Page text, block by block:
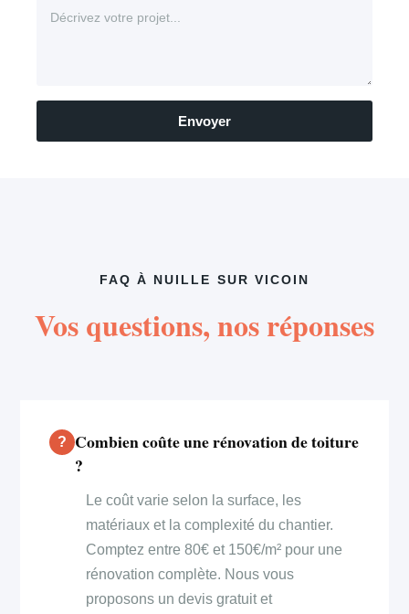
Envoyer
FAQ À NUILLE SUR VICOIN
Vos questions, nos réponses
Combien coûte une rénovation de toiture
?
Le coût varie selon la surface, les
matériaux et la complexité du chantier.
Comptez entre 80€ et 150€/m² pour une
rénovation complète. Nous vous
proposons un devis gratuit et